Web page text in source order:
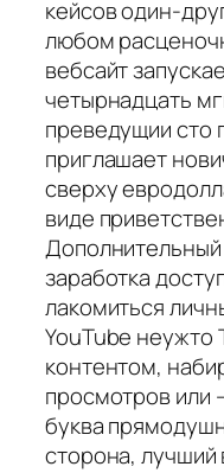
кейсов один-
любом
вебсайт
четырнадцать
преведущии сто
приглашает
сверху
виде
заработка
лакомиться
YouTube неужто
контентом,
просмотров или
буква
сторона, лучший